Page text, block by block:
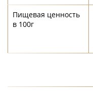
Пищевая ценность
в 100г